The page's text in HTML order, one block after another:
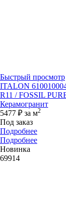
Быстрый просмотр
ITALON
R11 / FOSSIL
Керамогранит
5477 ₽ за м2
Под заказ
Подробнее
Подробнее
Новинка
69914